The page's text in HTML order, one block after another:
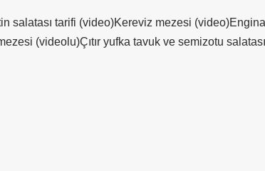
salatası tarifi (video)Kereviz mezesi
(videolu)Çıtır yufka tavuk ve semizotu salatası